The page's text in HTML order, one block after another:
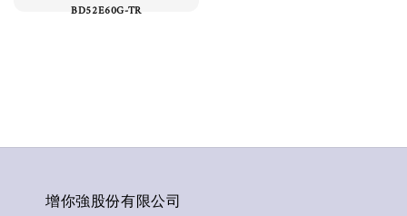
BD52E60G-TR
增你強股份有限公司